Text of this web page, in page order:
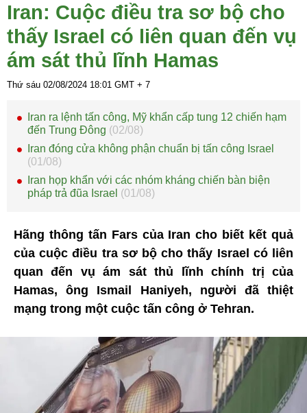
Iran: Cuộc điều tra sơ bộ cho
thấy Israel có liên quan đến vụ
ám sát thủ lĩnh Hamas
Thứ sáu 02/08/2024 18:01 GMT + 7
Iran ra lệnh tấn công, Mỹ khẩn cấp tung 12 chiến hạm
đến Trung Đông (02/08)
Iran đóng cửa không phận chuẩn bị tấn công Israel
(01/08)
Iran họp khẩn với các nhóm kháng chiến bàn biện
pháp trả đũa Israel (01/08)
Hãng thông tấn Fars của Iran cho biết kết quả
của cuộc điều tra sơ bộ cho thấy Israel có liên
quan đến vụ ám sát thủ lĩnh chính trị của
Hamas, ông Ismail Haniyeh, người đã thiệt
mạng trong một cuộc tấn công ở Tehran.